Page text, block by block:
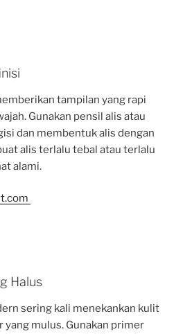
tampilan yang rapi
Gunakan pensil alis atau
dan membentuk alis dengan
alis terlalu tebal atau terlalu
alami.
Halus
sering kali menekankan kulit
yang mulus. Gunakan primer